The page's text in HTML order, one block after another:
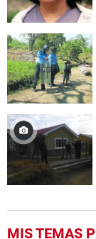
MIS TEMAS